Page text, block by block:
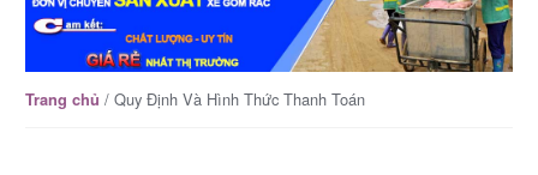
Trang chủ / Quy Định Và Hình Thức Thanh Toán